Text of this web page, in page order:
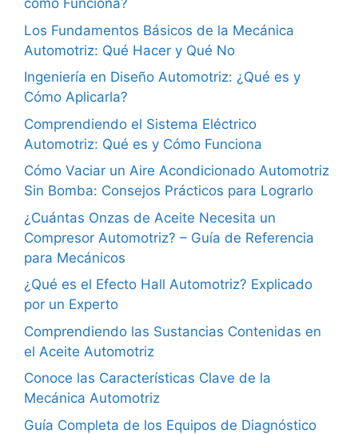
cómo Funciona?
Los Fundamentos Básicos de la Mecánica
Automotriz: Qué Hacer y Qué No
Ingeniería en Diseño Automotriz: ¿Qué es y
Cómo Aplicarla?
Comprendiendo el Sistema Eléctrico
Automotriz: Qué es y Cómo Funciona
Cómo Vaciar un Aire Acondicionado Automotriz
Sin Bomba: Consejos Prácticos para Lograrlo
¿Cuántas Onzas de Aceite Necesita un
Compresor Automotriz? – Guía de Referencia
para Mecánicos
¿Qué es el Efecto Hall Automotriz? Explicado
por un Experto
Comprendiendo las Sustancias Contenidas en
el Aceite Automotriz
Conoce las Características Clave de la
Mecánica Automotriz
Guía Completa de los Equipos de Diagnóstico